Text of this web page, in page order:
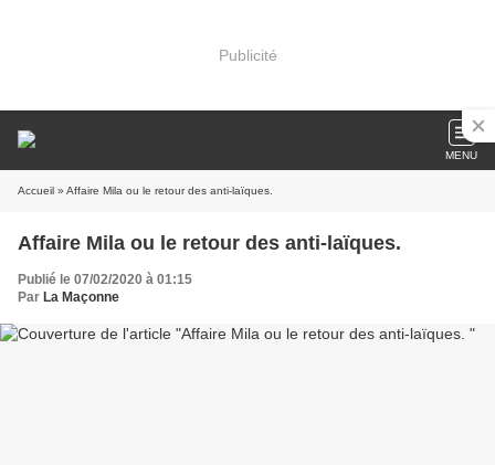
Publicité
MENU
Accueil » Affaire Mila ou le retour des anti-laïques.
Affaire Mila ou le retour des anti-laïques.
Publié le 07/02/2020 à 01:15
Par La Maçonne